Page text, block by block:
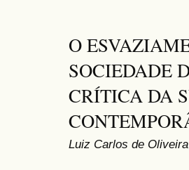
O
SOCIEDADE
CRÍTICA DA
Luiz Carlos de